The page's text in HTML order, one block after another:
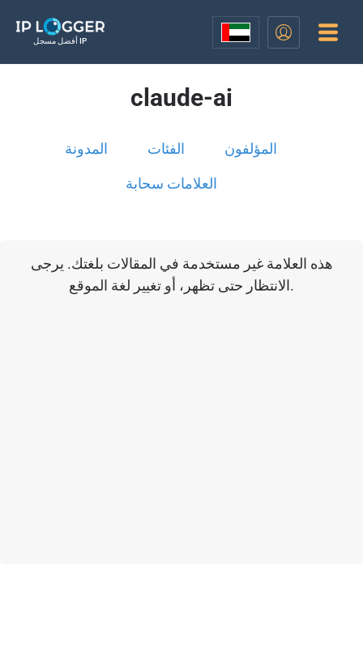
أفضل مسجل IP
claude-ai
المدونة الفئات المؤلفون
العلامات سحابة